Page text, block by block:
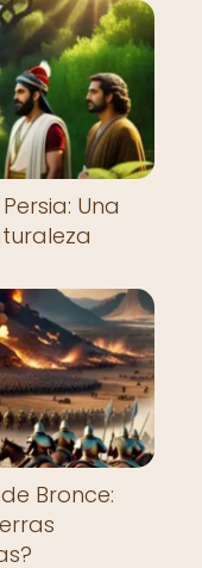
Una
Bronce: